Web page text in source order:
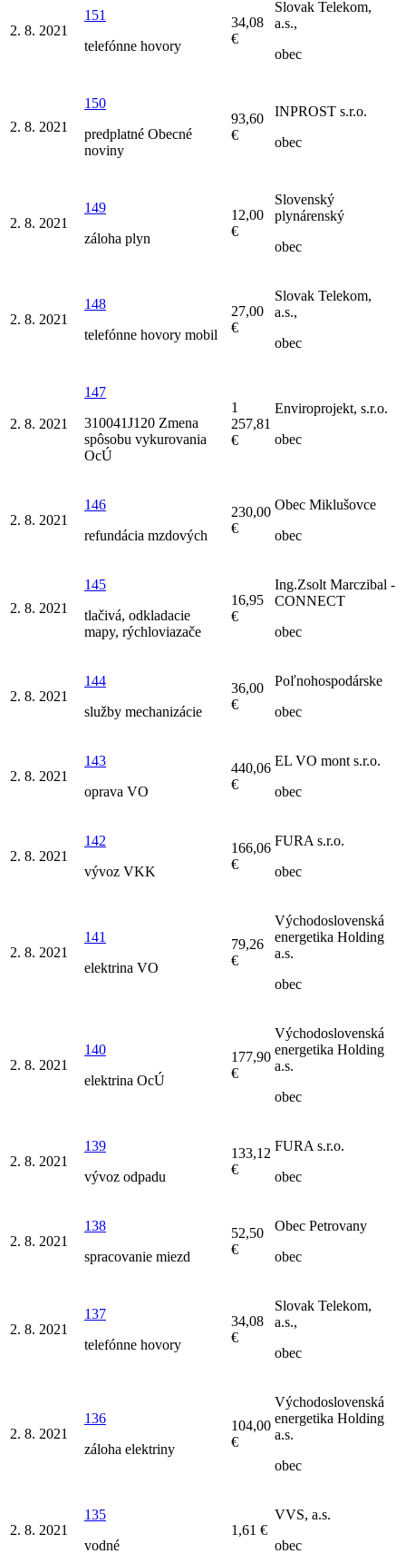
2. 8. 2021
151
telefónne hovory
34,08
€
Slovak Telekom,
a.s.,
obec
2. 8. 2021
150
predplatné Obecné
noviny
93,60
€
INPROST s.r.o.
obec
2. 8. 2021
149
záloha plyn
12,00
€
Slovenský
plynárenský
obec
2. 8. 2021
148
telefónne hovory mobil
27,00
€
Slovak Telekom,
a.s.,
obec
2. 8. 2021
147
310041J120 Zmena
spôsobu vykurovania
OcÚ
1
257,81
€
Enviroprojekt, s.r.o.
obec
2. 8. 2021
146
refundácia mzdových
230,00
€
Obec Miklušovce
obec
2. 8. 2021
145
tlačivá, odkladacie
mapy, rýchloviazače
16,95
€
Ing.Zsolt Marczibal -
CONNECT
obec
2. 8. 2021
144
služby mechanizácie
36,00
€
Poľnohospodárske
obec
2. 8. 2021
143
oprava VO
440,06
€
EL VO mont s.r.o.
obec
2. 8. 2021
142
vývoz VKK
166,06
€
FURA s.r.o.
obec
2. 8. 2021
141
elektrina VO
79,26
€
Východoslovenská
energetika Holding
a.s.
obec
2. 8. 2021
140
elektrina OcÚ
177,90
€
Východoslovenská
energetika Holding
a.s.
obec
2. 8. 2021
139
vývoz odpadu
133,12
€
FURA s.r.o.
obec
2. 8. 2021
138
spracovanie miezd
52,50
€
Obec Petrovany
obec
2. 8. 2021
137
telefónne hovory
34,08
€
Slovak Telekom,
a.s.,
obec
2. 8. 2021
136
záloha elektriny
104,00
€
Východoslovenská
energetika Holding
a.s.
obec
2. 8. 2021
135
vodné
1,61 €
VVS, a.s.
obec